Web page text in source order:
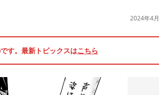
2024年4
す。最新トピックスはこちら